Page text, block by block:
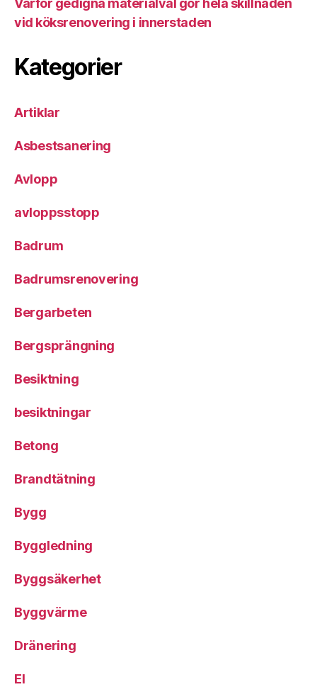
Varför gedigna materialval gör hela skillnaden
vid köksrenovering i innerstaden
Kategorier
Artiklar
Asbestsanering
Avlopp
avloppsstopp
Badrum
Badrumsrenovering
Bergarbeten
Bergsprängning
Besiktning
besiktningar
Betong
Brandtätning
Bygg
Byggledning
Byggsäkerhet
Byggvärme
Dränering
El